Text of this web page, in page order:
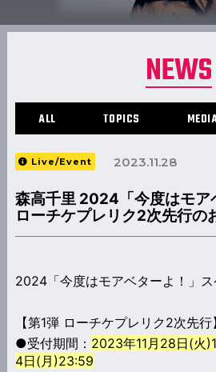
NEWS
ALL TOPICS
Live/Event 2023.11.28
森高千里 2024「今度はモア
ローチケプレリク2次先行の
2024「今度はモアベターよ！」
【第1弾 ローチケプレリク2次先行】
●受付期間： 2023年11月28日(火
4日(月)23:59